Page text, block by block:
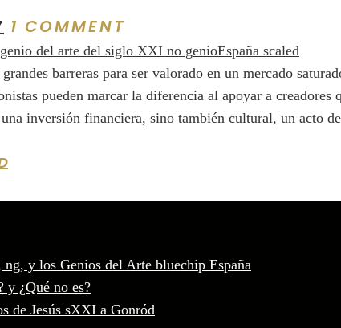
1 COMMENT
barreras para ser valorado en un mercado
pueden marcar la diferencia al apoyar a
inversión financiera, sino también cultural, un acto
y los Genios del Arte bluechip España
y ¿Qué no es?
de Jesús sXXI a Gonród